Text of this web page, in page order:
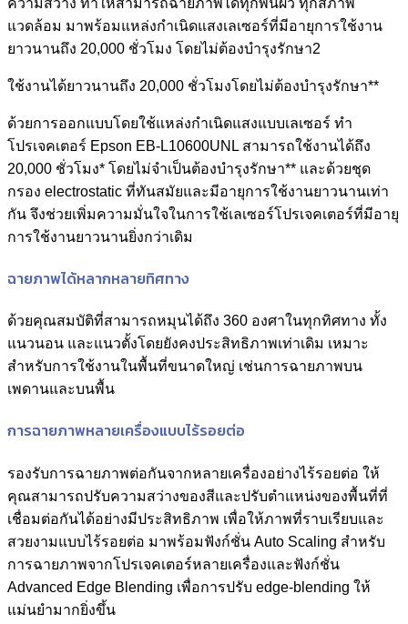
แวดล้อม มาพร้อมแหล่งกำเนิดแสงเลเซอร์ที่มีอายุการใช้งาน
ยาวนานถึง 20,000 ชั่วโมง โดยไม่ต้องบำรุงรักษา2
ใช้งานได้ยาวนานถึง 20,000 ชั่วโมงโดยไม่ต้องบำรุงรักษา**
ด้วยการออกแบบโดยใช้แหล่งกำเนิดแสงแบบเลเซอร์ ทำ
โปรเจคเตอร์ Epson EB-L10600UNL สามารถใช้งานได้ถึง
20,000 ชั่วโมง* โดยไม่จำเป็นต้องบำรุงรักษา** และด้วยชุด
กรอง electrostatic ที่ทันสมัยและมีอายุการใช้งานยาวนานเท่า
กัน จึงช่วยเพิ่มความมั่นใจในการใช้เลเซอร์โปรเจคเตอร์ที่มีอายุ
การใช้งานยาวนานยิ่งกว่าเดิม
ฉายภาพได้หลากหลายทิศทาง
ด้วยคุณสมบัติที่สามารถหมุนได้ถึง 360 องศาในทุกทิศทาง ทั้ง
แนวนอน และแนวตั้งโดยยังคงประสิทธิภาพเท่าเดิม เหมาะ
สำหรับการใช้งานในพื้นที่ขนาดใหญ่ เช่นการฉายภาพบน
เพดานและบนพื้น
การฉายภาพหลายเครื่องแบบไร้รอยต่อ
รองรับการฉายภาพต่อกันจากหลายเครื่องอย่างไร้รอยต่อ ให้
คุณสามารถปรับความสว่างของสีและปรับตำแหน่งของพื้นที่ที่
เชื่อมต่อกันได้อย่างมีประสิทธิภาพ เพื่อให้ภาพที่ราบเรียบและ
สวยงามแบบไร้รอยต่อ มาพร้อมฟังก์ชั่น Auto Scaling สำหรับ
การฉายภาพจากโปรเจคเตอร์หลายเครื่องและฟังก์ชั่น
Advanced Edge Blending เพื่อการปรับ edge-blending ให้
แม่นยำมากยิ่งขึ้น